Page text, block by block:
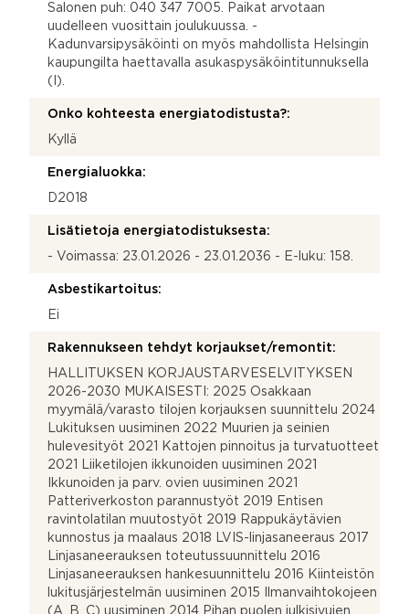
Salonen puh: 040 347 7005. Paikat arvotaan
uudelleen vuosittain joulukuussa. -
Kadunvarsipysäköinti on myös mahdollista Helsingin
kaupungilta haettavalla asukaspysäköintitunnuksella
(I).
Onko kohteesta energiatodistusta?:
Kyllä
Energialuokka:
D2018
Lisätietoja energiatodistuksesta:
- Voimassa: 23.01.2026 - 23.01.2036 - E-luku: 158.
Asbestikartoitus:
Ei
Rakennukseen tehdyt korjaukset/remontit:
HALLITUKSEN KORJAUSTARVESELVITYKSEN
2026-2030 MUKAISESTI: 2025 Osakkaan
myymälä/varasto tilojen korjauksen suunnittelu 2024
Lukituksen uusiminen 2022 Muurien ja seinien
hulevesityöt 2021 Kattojen pinnoitus ja turvatuotteet
2021 Liiketilojen ikkunoiden uusiminen 2021
Ikkunoiden ja parv. ovien uusiminen 2021
Patteriverkoston parannustyöt 2019 Entisen
ravintolatilan muutostyöt 2019 Rappukäytävien
kunnostus ja maalaus 2018 LVIS-linjasaneeraus 2017
Linjasaneerauksen toteutussuunnittelu 2016
Linjasaneerauksen hankesuunnittelu 2016 Kiinteistön
lukitusjärjestelmän uusiminen 2015 Ilmanvaihtokojeen
(A, B, C) uusiminen 2014 Pihan puolen julkisivujen,